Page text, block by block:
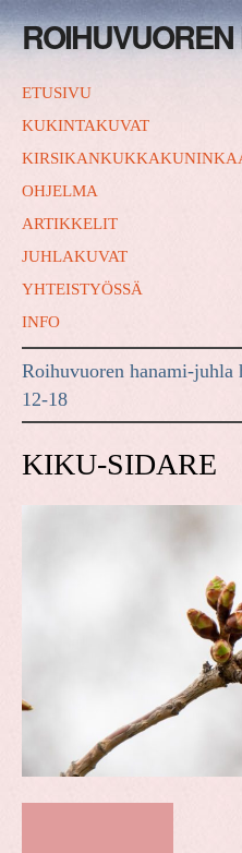
ETUSIVU
KUKINTAKUVAT
OHJELMA
ARTIKKELIT
JUHLAKUVAT
YHTEISTYÖSSÄ
INFO
Roihuvuoren hanami-juhla
12-18
KIKU-SIDARE